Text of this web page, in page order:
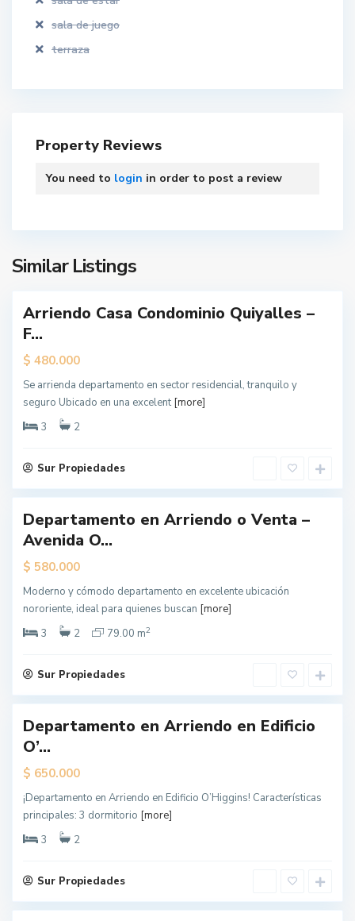
sala de juego
terraza
Property Reviews
You need to login in order to post a review
Similar Listings
e
s
Arriendo Casa Condominio Quiyalles –
F...
$ 480.000
Se arrienda departamento en sector residencial, tranquilo y
seguro Ubicado en una excelent [more]
3
2
Sur Propiedades
L
o
s
n
g
e
e
Departamento en Arriendo o Venta –
Avenida O...
$ 580.000
Moderno y cómodo departamento en excelente ubicación
nororiente, ideal para quienes buscan [more]
3
2 79.00 m2
Sur Propiedades
L
o
s
n
g
e
e
Departamento en Arriendo en Edificio
O’...
$ 650.000
¡Departamento en Arriendo en Edificio O’Higgins! Características
principales: 3 dormitorio [more]
3
2
Sur Propiedades
L
o
s
n
g
e
e